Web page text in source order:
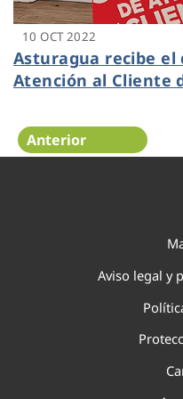
10 OCT 2022
Asturagua recibe el
Atención al Cliente
Anterior
Aviso legal y